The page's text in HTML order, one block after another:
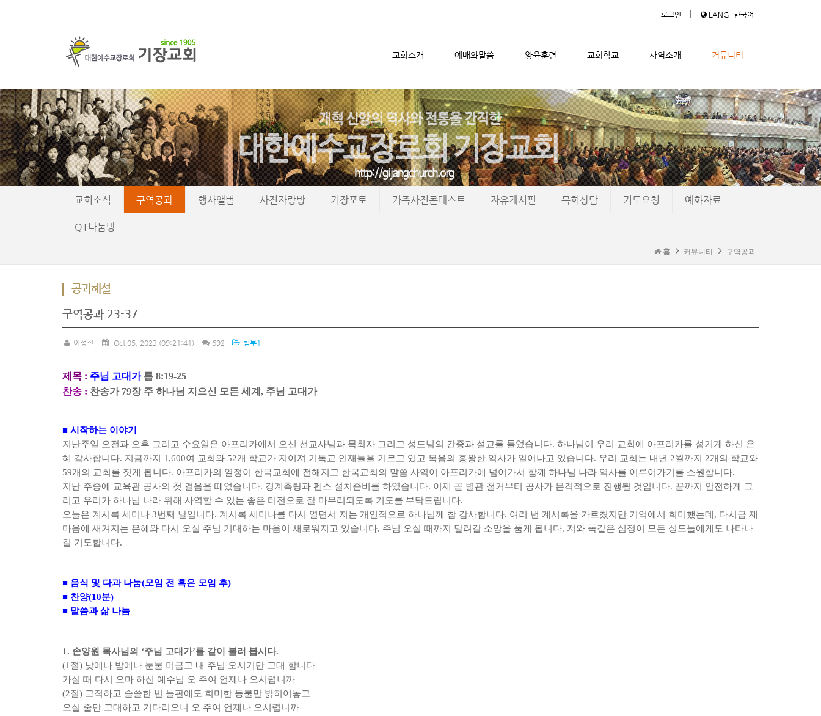
로그인 | LANG: 한국어
교회소개 예배와말씀 양육훈련 교회학교 사역소개 커뮤니티
메뉴 건너뛰기
교회소식 구역공과 행사앨범 사진자랑방 기장포토 가족사진콘테스트 자유게시판 목회상담 기도요청 예화자료
QT나눔방
홈 커뮤니티 구역공과
공과해설
구역공과 23-37
이성진 Oct 05, 2023 (09:21:41) 692 첨부1
제목 : 주님 고대가 롬 8:19-25
찬송 : 찬송가 79장 주 하나님 지으신 모든 세계 , 주님 고대가
■ 시작하는 이야기
지난주일 오전과 오후 그리고 수요일은 아프리카에서 오신 선교사님과 목회자 그리고 성도님의 간증과 설교를 들었습니다. 하나님이 우리 교회에 아프리카를 섬기게 하신 은
혜 감사합니다. 지금까지 1,600여 교회와 52개 학교가 지어져 기독교 인재들을 기르고 있고 복음의 흥왕한 역사가 일어나고 있습니다. 우리 교회는 내년 2월까지 2개의 학교와
59개의 교회를 짓게 됩니다. 아프리카의 열정이 한국교회에 전해지고 한국교회의 말씀 사역이 아프리카에 넘어가서 함께 하나님 나라 역사를 이루어가기를 소원합니다.
지난 주중에 교육관 공사의 첫 걸음을 떼었습니다. 경계측량과 펜스 설치준비를 하였습니다. 이제 곧 별관 철거부터 공사가 본격적으로 진행될 것입니다. 끝까지 안전하게 그
리고 우리가 하나님 나라 위해 사역할 수 있는 좋은 터전으로 잘 마무리되도록 기도를 부탁드립니다.
오늘은 계시록 세미나 3번째 날입니다. 계시록 세미나를 다시 열면서 저는 개인적으로 하나님께 참 감사합니다. 여러 번 계시록을 가르쳤지만 기억에서 희미했는데 , 다시금 제
마음에 새겨지는 은혜와 다시 오실 주님 기대하는 마음이 새로워지고 있습니다. 주님 오실 때까지 달려갈 소망을 품게 됩니다. 저와 똑같은 심정이 모든 성도들에게도 나타나
길 기도합니다.
■ 음식 및 다과 나눔(모임 전 혹은 모임 후)
■ 찬양(10분)
■ 말씀과 삶 나눔
1. 손양원 목사님의 ‘주님 고대가’를 같이 불러 봅시다.
(1 절) 낮에나 밤에나 눈물 머금고 내 주님 오시기만 고대 합니다
가실 때 다시 오마 하신 예수님 오 주여 언제나 오시렵니까
(2절) 고적하고 슬쓸한 빈 들판에도 희미한 등불만 밝히어놓고
오실 줄만 고대하고 기다리오니 오 주여 언제나 오시렵니까